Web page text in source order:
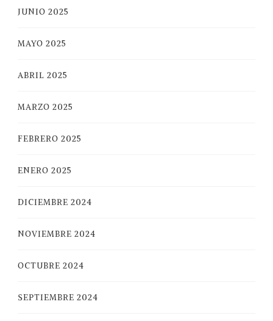
JUNIO 2025
MAYO 2025
ABRIL 2025
MARZO 2025
FEBRERO 2025
ENERO 2025
DICIEMBRE 2024
NOVIEMBRE 2024
OCTUBRE 2024
SEPTIEMBRE 2024